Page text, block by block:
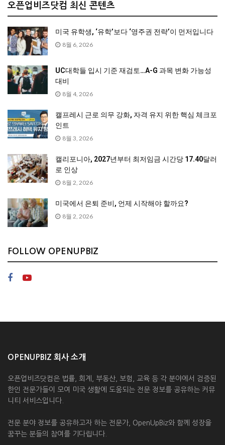
오픈업비즈닷컴 최신 콘텐츠
미국 유학생, ‘유학’보다 ‘영주권 전략’이 먼저입니다
8월 6, 2026
UC대학들 입시 기준 재검토…A-G 과목 변화 가능성
대비
8월 4, 2026
캘프레시 근로 의무 강화, 자격 유지 위한 핵심 체크포
인트
8월 3, 2026
캘리포니아, 2027년부터 최저임금 시간당 17.40달러
로 인상
8월 2, 2026
미국에서 은퇴 준비, 언제 시작해야 할까요?
8월 2, 2026
FOLLOW OPENUPBIZ
OPENUPBIZ 회사 소개
오픈업비즈닷컴은 법률, 회계, 부동산, 보험, 교육 등 각 분야에서 검증된
한인 전문가들이 모여 미국 생활에 도움되는 전문 정보를 공유하는 커뮤
니티 서비스입니다.
전문 분야 정보를 공유하고자 하는 전문가, OpenUpBiz와 함께 성장을
꿈꾸는 분들의 참여를 기다립니다.